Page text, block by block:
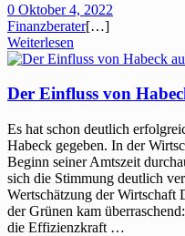
0 Oktober 4, 2022
Finanzberater[…]
Weiterlesen
Der Einfluss von
Es hat schon deutlich
Habeck gegeben. In der
Beginn seiner Amtszeit
sich die Stimmung deutlich
Wertschätzung der Wirtschaft
der Grünen kam
die Effizienzkraft …